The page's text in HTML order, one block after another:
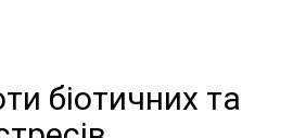
біотичних та